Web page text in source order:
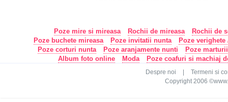
Poze mire si mireasa Rochii de mireasa
Rochii de
Poze buchete mireasa
Poze invitatii nunta
Poze
Poze corturi nunta
Poze aranjamente nunti
Poze
Album foto online
Moda Poze coafuri si machiaj
Despre noi
Termeni si
Copyright 2006